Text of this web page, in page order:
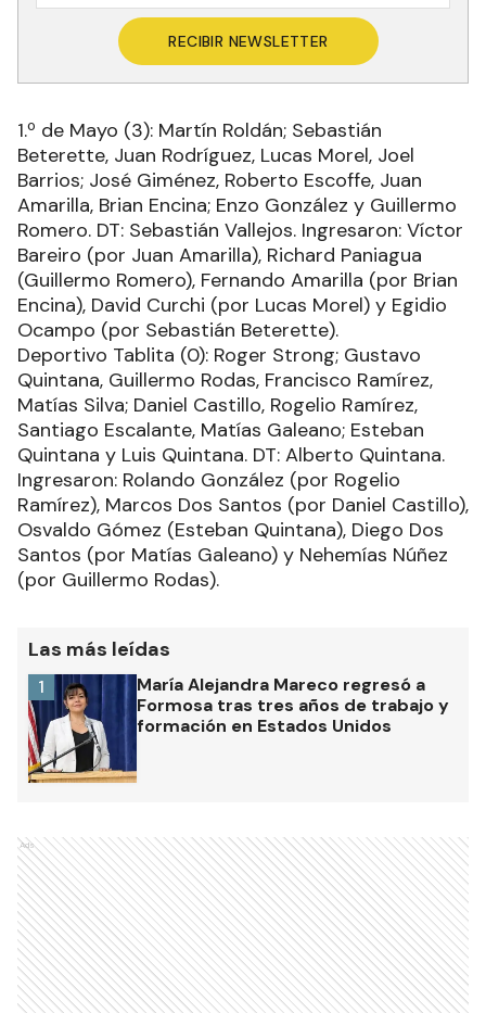
RECIBIR NEWSLETTER
1.º de Mayo (3): Martín Roldán; Sebastián
Beterette, Juan Rodríguez, Lucas Morel, Joel
Barrios; José Giménez, Roberto Escoffe, Juan
Amarilla, Brian Encina; Enzo González y Guillermo
Romero. DT: Sebastián Vallejos. Ingresaron: Víctor
Bareiro (por Juan Amarilla), Richard Paniagua
(Guillermo Romero), Fernando Amarilla (por Brian
Encina), David Curchi (por Lucas Morel) y Egidio
Ocampo (por Sebastián Beterette).
Deportivo Tablita (0): Roger Strong; Gustavo
Quintana, Guillermo Rodas, Francisco Ramírez,
Matías Silva; Daniel Castillo, Rogelio Ramírez,
Santiago Escalante, Matías Galeano; Esteban
Quintana y Luis Quintana. DT: Alberto Quintana.
Ingresaron: Rolando González (por Rogelio
Ramírez), Marcos Dos Santos (por Daniel Castillo),
Osvaldo Gómez (Esteban Quintana), Diego Dos
Santos (por Matías Galeano) y Nehemías Núñez
(por Guillermo Rodas).
Las más leídas
María Alejandra Mareco regresó a
Formosa tras tres años de trabajo y
formación en Estados Unidos
1
Ads